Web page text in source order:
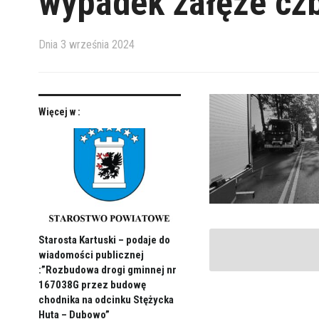
Dnia 3 września 2024
Więcej w :
Starosta Kartuski – podaje do
wiadomości publicznej
:”Rozbudowa drogi gminnej nr
167038G przez budowę
chodnika na odcinku Stężycka
Huta – Dubowo”